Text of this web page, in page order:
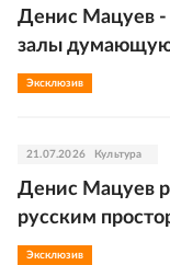
Денис Мацуев -
залы
Эксклюзив
21.07.2026 Культура
Денис Мацуев
русским
Эксклюзив